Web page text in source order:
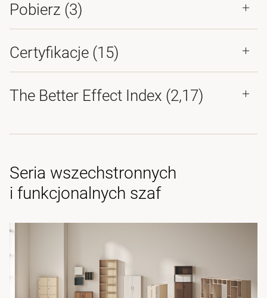
Pobierz (3)
Certyfikacje (15)
The Better Effect Index (2,17)
Seria wszechstronnych
i funkcjonalnych szaf